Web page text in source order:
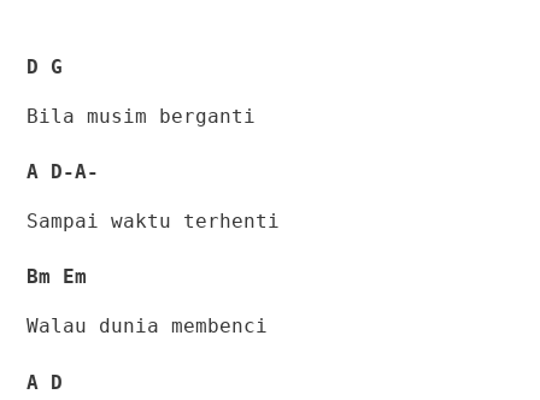
D G
Bila musim berganti
A D-A-
Sampai waktu terhenti
Bm Em
Walau dunia membenci
A D